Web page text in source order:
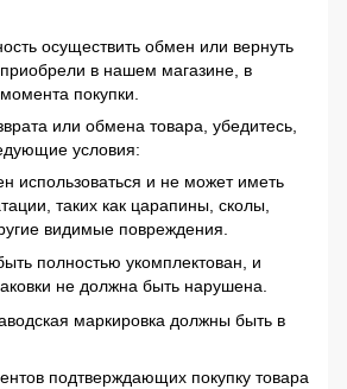
осуществить обмен или вернуть
в нашем магазине, в
покупки.
или обмена товара, убедитесь,
условия:
использоваться и не может иметь
таких как царапины, сколы,
видимые повреждения.
полностью укомплектован, и
не должна быть нарушена.
маркировка должны быть в
подтверждающих покупку товара